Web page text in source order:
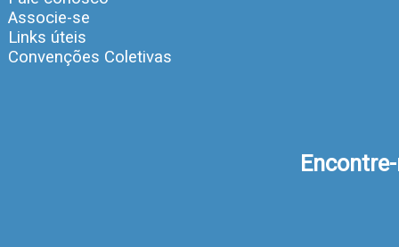
Associe-se
Links úteis
Convenções Coletivas